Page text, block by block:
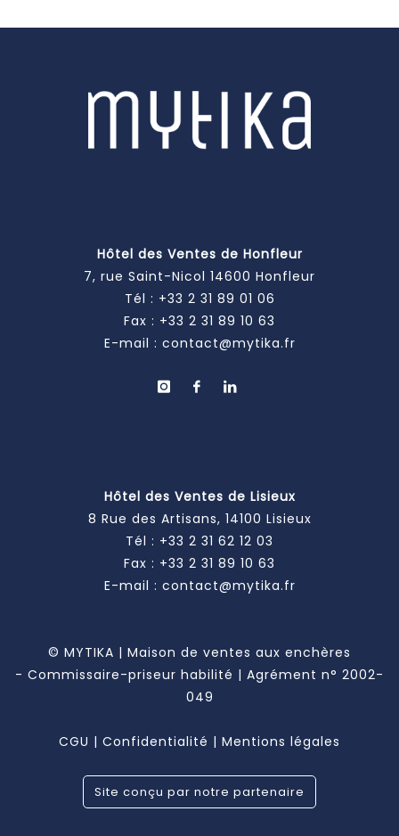
Hôtel des Ventes de Honfleur
7, rue Saint-Nicol 14600 Honfleur
Tél : +33 2 31 89 01 06
Fax : +33 2 31 89 10 63
E-mail : contact@mytika.fr
Hôtel des Ventes de Lisieux
8 Rue des Artisans, 14100 Lisieux
Tél : +33 2 31 62 12 03
Fax : +33 2 31 89 10 63
E-mail : contact@mytika.fr
© MYTIKA | Maison de ventes aux enchères
- Commissaire-priseur habilité | Agrément n° 2002-
049
CGU | Confidentialité | Mentions légales
Site conçu par notre partenaire